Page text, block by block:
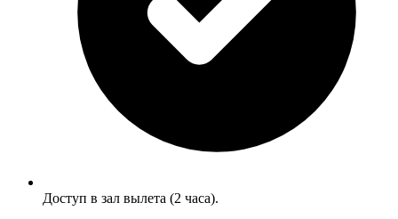
Доступ в зал вылета (2 часа).